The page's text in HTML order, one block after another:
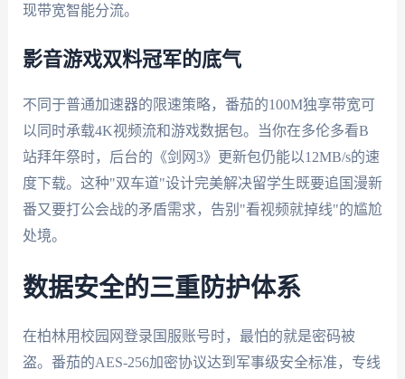
现带宽智能分流。
影音游戏双料冠军的底气
不同于普通加速器的限速策略，番茄的100M独享带宽可
以同时承载4K视频流和游戏数据包。当你在多伦多看B
站拜年祭时，后台的《剑网3》更新包仍能以12MB/s的速
度下载。这种"双车道"设计完美解决留学生既要追国漫新
番又要打公会战的矛盾需求，告别"看视频就掉线"的尴尬
处境。
数据安全的三重防护体系
在柏林用校园网登录国服账号时，最怕的就是密码被
盗。番茄的AES-256加密协议达到军事级安全标准，专线